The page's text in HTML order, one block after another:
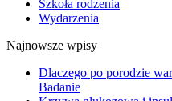
Szkoła rodzenia
Wydarzenia
Najnowsze wpisy
Dlaczego po porodzie
Badanie